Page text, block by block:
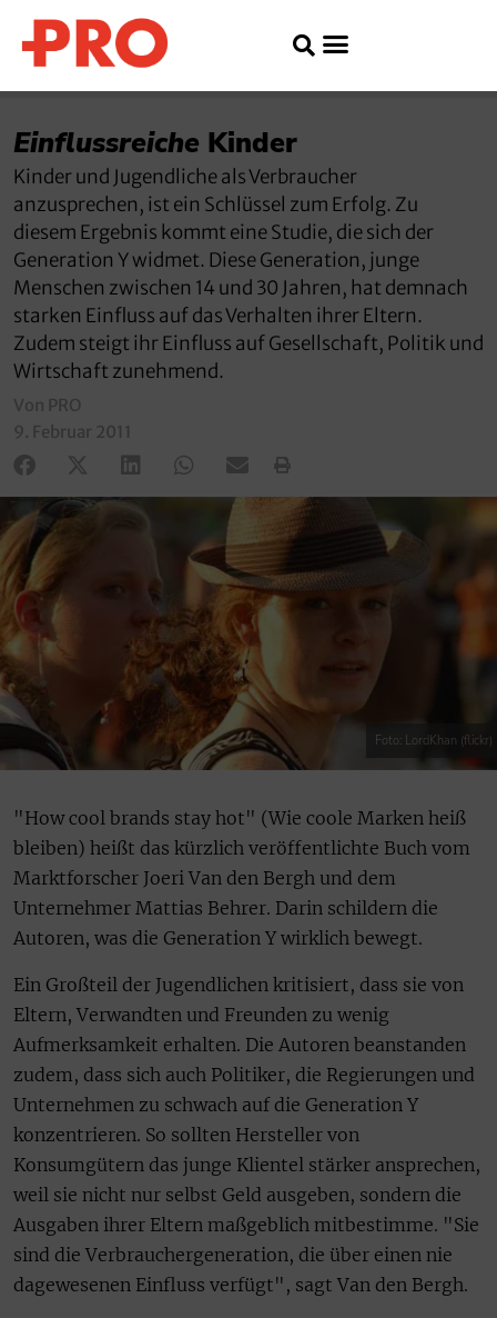
Einflussreiche Kinder
Kinder und Jugendliche als Verbraucher
anzusprechen, ist ein Schlüssel zum Erfolg. Zu
diesem Ergebnis kommt eine Studie, die sich der
Generation Y widmet. Diese Generation, junge
Menschen zwischen 14 und 30 Jahren, hat demnach
starken Einfluss auf das Verhalten ihrer Eltern.
Zudem steigt ihr Einfluss auf Gesellschaft, Politik und
Wirtschaft zunehmend.
Von PRO
9. Februar 2011
Foto: LordKhan (flickr)
"How cool brands stay hot" (Wie coole Marken heiß
bleiben) heißt das kürzlich veröffentlichte Buch vom
Marktforscher Joeri Van den Bergh und dem
Unternehmer Mattias Behrer. Darin schildern die
Autoren, was die Generation Y wirklich bewegt.
Ein Großteil der Jugendlichen kritisiert, dass sie von
Eltern, Verwandten und Freunden zu wenig
Aufmerksamkeit erhalten. Die Autoren beanstanden
zudem, dass sich auch Politiker, die Regierungen und
Unternehmen zu schwach auf die Generation Y
konzentrieren. So sollten Hersteller von
Konsumgütern das junge Klientel stärker ansprechen,
weil sie nicht nur selbst Geld ausgeben, sondern die
Ausgaben ihrer Eltern maßgeblich mitbestimme. "Sie
sind die Verbrauchergeneration, die über einen nie
dagewesenen Einfluss verfügt", sagt Van den Bergh.